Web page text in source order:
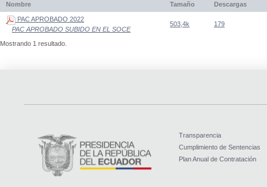
Nombre Tamaño Descargas
PAC APROBADO 2022
PAC APROBADO SUBIDO EN EL SOCE
503,4k 179
Mostrando 1 resultado.
Transparencia
Cumplimiento de Sentencias
Plan Anual de Contratación